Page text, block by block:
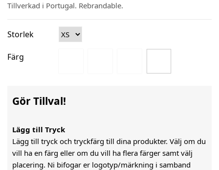
Tillverkad i Portugal. Rebrandable.
Storlek
Färg
Gör Tillval!
Lägg till Tryck
Lägg till tryck och tryckfärg till dina produkter. Välj om du
vill ha en färg eller om du vill ha flera färger samt välj
placering. Ni bifogar er logotyp/märkning i samband